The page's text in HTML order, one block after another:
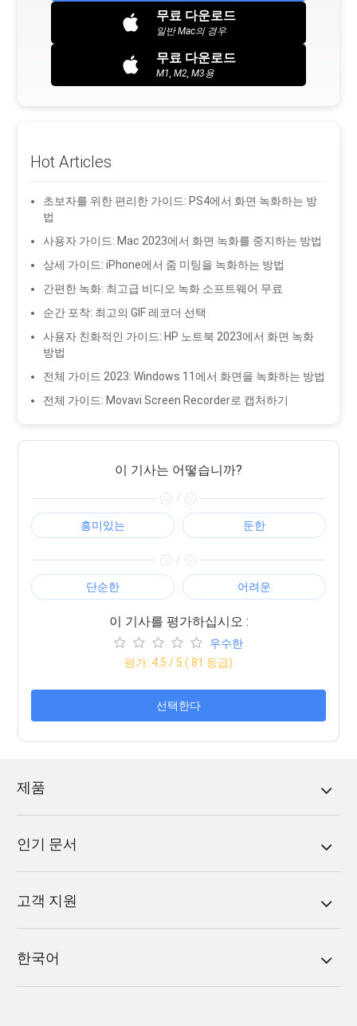
무료 다운로드
일반 Mac의 경우
무료 다운로드
M1, M2, M3용
Hot Articles
초보자를 위한 편리한 가이드: PS4에서 화면 녹화하는 방
법
사용자 가이드: Mac 2023에서 화면 녹화를 중지하는 방법
상세 가이드: iPhone에서 줌 미팅을 녹화하는 방법
간편한 녹화: 최고급 비디오 녹화 소프트웨어 무료
순간 포착: 최고의 GIF 레코더 선택
사용자 친화적인 가이드: HP 노트북 2023에서 화면 녹화
방법
전체 가이드 2023: Windows 11에서 화면을 녹화하는 방법
전체 가이드: Movavi Screen Recorder로 캡처하기
이 기사는 어떻습니까?
/
흥미있는 둔한
/
단순한 어려운
이 기사를 평가하십시오 :
우수한
평가: 4.5 / 5 ( 81 등급)
선택한다
제품
인기 문서
고객 지원
한국어